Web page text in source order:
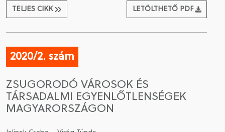
TELJES CIKK LETÖLTHETŐ PDF
2020/2. szám
ZSUGORODÓ VÁROSOK ÉS
TÁRSADALMI EGYENLŐTLENSÉGEK
MAGYARORSZÁGON